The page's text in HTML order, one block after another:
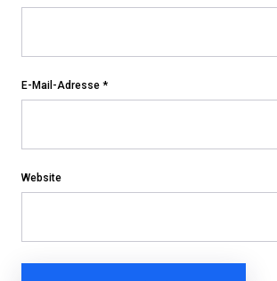
E-Mail-Adresse *
Website